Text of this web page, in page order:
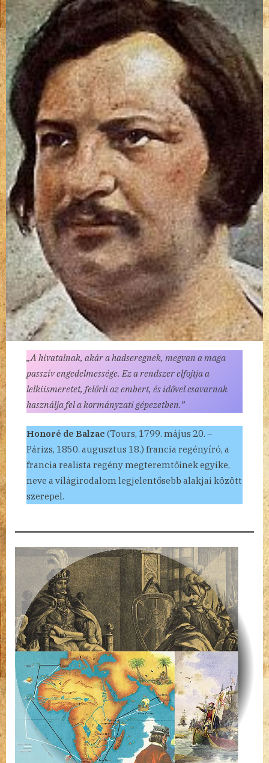
„A hivatalnak, akár a hadseregnek, megvan a maga
passzív engedelmessége. Ez a rendszer elfojtja a
lelkiismeretet, felőrli az embert, és idővel csavarnak
használja fel a kormányzati gépezetben.”
Honoré de Balzac (Tours, 1799. május 20. –
Párizs, 1850. augusztus 18.) francia regényíró, a
francia realista regény megteremtőinek egyike,
neve a világirodalom legjelentősebb alakjai között
szerepel.